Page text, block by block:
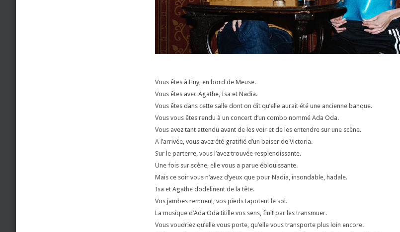
Vous êtes à Huy, en bord de Meuse.
Vous êtes avec Agathe, Isa et Nadia.
Vous êtes dans cette salle dont on dit qu’elle aurait été une ancienne banque.
Vous vous êtes rendu à un concert d’un combo nommé Ada Oda.
Vous avez tant attendu avant de les voir et de les entendre sur une scène.
A l’arrivée, vous avez été gratifié d’un baiser de Victoria.
Sur le parterre, vous l’avez trouvée resplendissante.
Une fois sur scène, elle vous a parue éblouissante.
Mais ce soir vous n’avez d’yeux que pour Nadia, insondable, hadale.
Isa et Agathe dodelinent de la tête.
Vos jambes remuent, vos pieds tapotent le sol.
La musique d’Ada Oda titille vos sens, finit par les transmuer.
Vous voudriez qu’elle vous porte, qu’elle vous transporte plus loin encore.